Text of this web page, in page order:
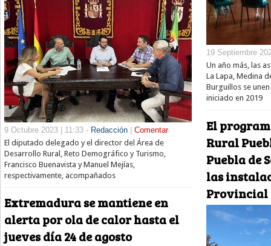
9 Octubre 2023 | 11:33 - Redacción| Comentar
El diputado delegado y el director del Área de
Desarrollo Rural, Reto Demográfico y Turismo,
Francisco Buenavista y Manuel Mejías,
respectivamente, acompañados
Extremadura se mantiene en
alerta por ola de calor hasta el
jueves día 24 de agosto
19 Septiembre
Un año más, las
La Lapa, Medina
Burguillos se
iniciado en 2019
El
Rural
Puebla de
las
Provincial